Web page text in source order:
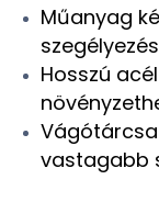
Műanyag
Hosszú
vastagabb